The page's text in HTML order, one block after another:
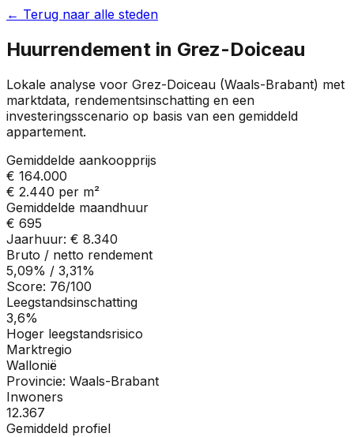
← Terug naar alle steden
Huurrendement in Grez-Doiceau
Lokale analyse voor Grez-Doiceau (Waals-Brabant) met
marktdata, rendementsinschatting en een
investeringsscenario op basis van een gemiddeld
appartement.
Gemiddelde aankoopprijs
€ 164.000
€ 2.440 per m²
Gemiddelde maandhuur
€ 695
Jaarhuur: € 8.340
Bruto / netto rendement
5,09% / 3,31%
Score: 76/100
Leegstandsinschatting
3,6%
Hoger leegstandsrisico
Marktregio
Wallonië
Provincie: Waals-Brabant
Inwoners
12.367
Gemiddeld profiel